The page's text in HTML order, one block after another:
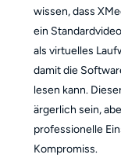
wissen, dass
ein
als virtuelles
damit die
lesen kann.
ärgerlich sein,
professionelle
Kompromiss.